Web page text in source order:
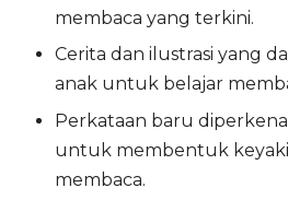
membaca yang terkini.
Cerita dan ilustrasi yang
anak untuk belajar
Perkataan baru
untuk membentuk
membaca.